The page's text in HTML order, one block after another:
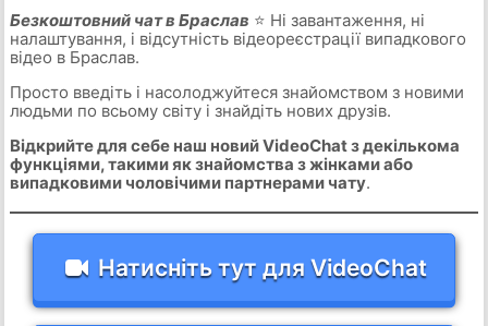
Безкоштовний чат в Браслав ⭐ Ні завантаження, ні
налаштування, і відсутність відеореєстрації випадкового
відео в Браслав.
Просто введіть і насолоджуйтеся знайомством з новими
людьми по всьому світу і знайдіть нових друзів.
Відкрийте для себе наш новий VideoChat з декількома
функціями, такими як знайомства з жінками або
випадковими чоловічими партнерами чату.
Натисніть тут для VideoChat